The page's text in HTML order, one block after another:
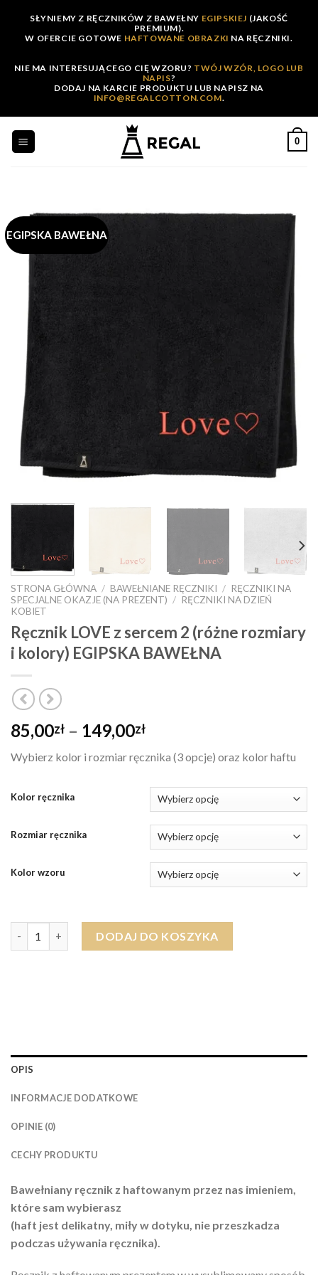
content
SŁYNIEMY Z RĘCZNIKÓW Z BAWEŁNY EGIPSKIEJ (JAKOŚĆ
PREMIUM).
W OFERCIE GOTOWE HAFTOWANE OBRAZKI NA RĘCZNIKI.
NIE MA INTERESUJĄCEGO CIĘ WZORU? TWÓJ WZÓR, LOGO LUB
NAPIS?
DODAJ NA KARCIE PRODUKTU LUB NAPISZ NA
INFO@REGALCOTTON.COM.
0
EGIPSKA BAWEŁNA
STRONA GŁÓWNA / BAWEŁNIANE RĘCZNIKI / RĘCZNIKI NA
SPECJALNE OKAZJE (NA PREZENT) / RĘCZNIKI NA DZIEŃ
KOBIET
Ręcznik LOVE z sercem 2 (różne rozmiary
i kolory) EGIPSKA BAWEŁNA
85,00zł – 149,00złZakres
od
do
149,00zł
Wybierz kolor i rozmiar ręcznika (3 opcje) oraz kolor haftu
Kolor ręcznika
Rozmiar ręcznika
Kolor wzoru
DODAJ DO KOSZYKA
OPIS
INFORMACJE DODATKOWE
OPINIE (0)
CECHY PRODUKTU
Bawełniany ręcznik z haftowanym przez nas imieniem,
które sam wybierasz
(haft jest delikatny, miły w dotyku, nie przeszkadza
podczas używania ręcznika).